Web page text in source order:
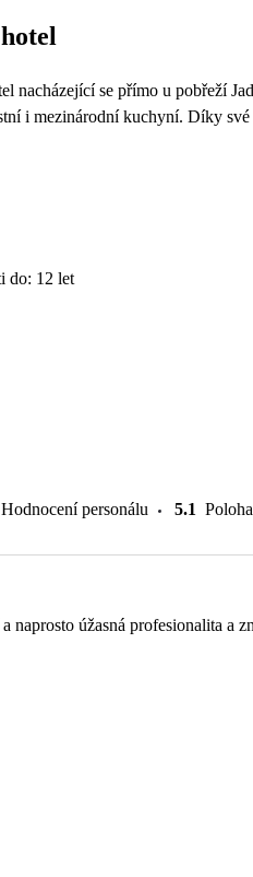
nacházející se přímo u pobřeží
i mezinárodní kuchyní. Díky
do: 12 let
Hodnocení personálu 5.1 Poloha
naprosto úžasná profesionalita a